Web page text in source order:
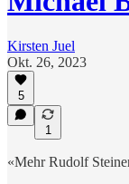
Kirsten Juel
Okt. 26, 2023
5
1
«Mehr Rudolf